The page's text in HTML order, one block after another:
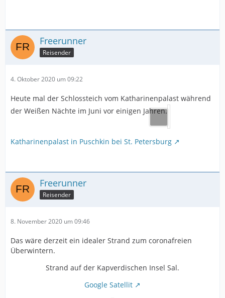
Freerunner
Reisender
4. Oktober 2020 um 09:22
Heute mal der Schlossteich vom Katharinenpalast während
der Weißen Nächte im Juni vor einigen Jahren.
Katharinenpalast in Puschkin bei St. Petersburg
Freerunner
Reisender
8. November 2020 um 09:46
Das wäre derzeit ein idealer Strand zum coronafreien
Überwintern.
Strand auf der Kapverdischen Insel Sal.
Google Satellit